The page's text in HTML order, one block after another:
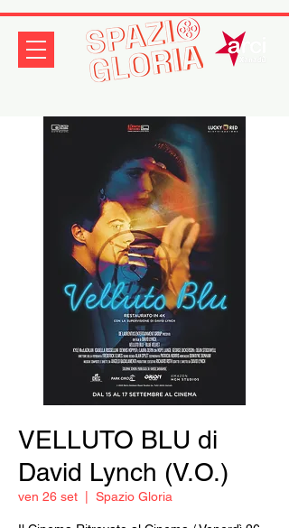
VELLUTO BLU di
David Lynch (V.O.)
ven 26 set Spazio Gloria